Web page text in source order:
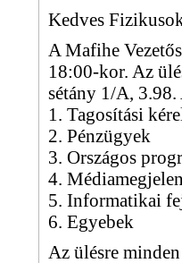
Kedves
A Mafihe
18:00-kor. Az
sétány 1/A,
1. Tagosítási
2. Pénzügyek
3. Országos
4.
5. Informatikai
6. Egyebek
Az ülésre